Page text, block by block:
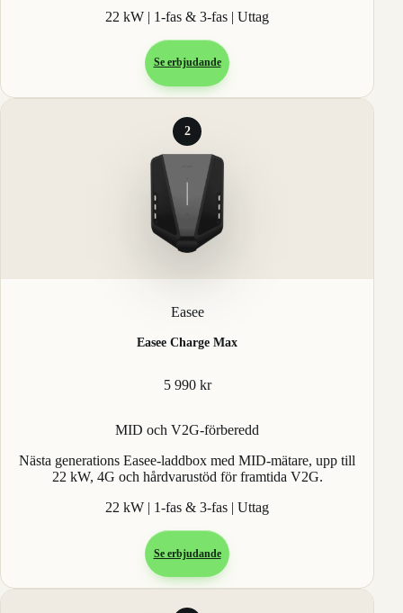
22 kW | 1-fas & 3-fas | Uttag
Se erbjudande
2
Easee
Easee Charge Max
5 990 kr
MID och V2G-förberedd
Nästa generations Easee-laddbox med MID-mätare, upp till
22 kW, 4G och hårdvarustöd för framtida V2G.
22 kW | 1-fas & 3-fas | Uttag
Se erbjudande